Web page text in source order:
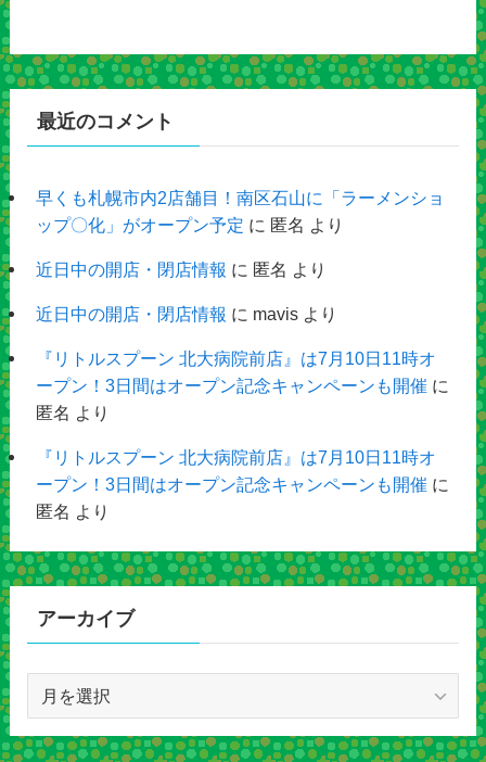
最近のコメント
早くも札幌市内2店舗目！南区石山に「ラーメンショ
ップ〇化」がオープン予定 に 匿名 より
近日中の開店・閉店情報 に 匿名 より
近日中の開店・閉店情報 に mavisより
『リトルスプーン 北大病院前店』は7月10日11時オ
ープン！3日間はオープン記念キャンペーンも開催 に
匿名 より
『リトルスプーン 北大病院前店』は7月10日11時オ
ープン！3日間はオープン記念キャンペーンも開催 に
匿名 より
アーカイブ
カ